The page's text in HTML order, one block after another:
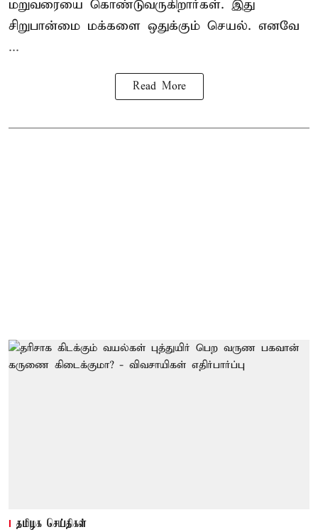
மறுவரையை கொண்டுவருகிறார்கள். இது
சிறுபான்மை மக்களை ஒதுக்கும் செயல். எனவே
...
Read More
தமிழக செய்திகள்